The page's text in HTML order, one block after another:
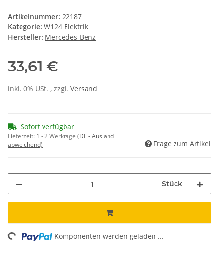
Artikelnummer: 22187
Kategorie: W124 Elektrik
Hersteller: Mercedes-Benz
33,61 €
inkl. 0% USt. , zzgl. Versand
Sofort verfügbar
Lieferzeit: 1 - 2 Werktage (DE - Ausland
abweichend)
Frage zum Artikel
Stück
Komponenten werden geladen ...